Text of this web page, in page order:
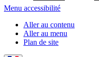
Menu accessibilité
Aller au contenu
Aller au menu
Plan de site